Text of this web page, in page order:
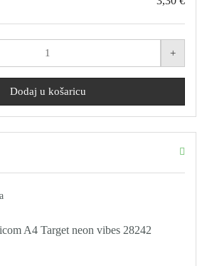
A4 Target neon vibes 28242